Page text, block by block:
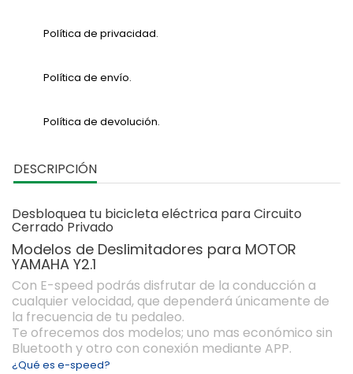
Política de privacidad.
Política de envío.
Política de devolución.
DESCRIPCIÓN
Desbloquea tu bicicleta eléctrica para Circuito
Cerrado Privado
Modelos de Deslimitadores para MOTOR
YAMAHA Y2.1
Con E-speed podrás disfrutar de la conducción a
cualquier velocidad, que dependerá únicamente de
la frecuencia de tu pedaleo.
Te ofrecemos dos modelos; uno mas económico sin
Bluetooth y otro con conexión mediante APP.
¿Qué es e-speed?